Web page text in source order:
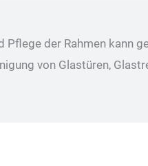
Pflege der Rahmen kann
von Glastüren,